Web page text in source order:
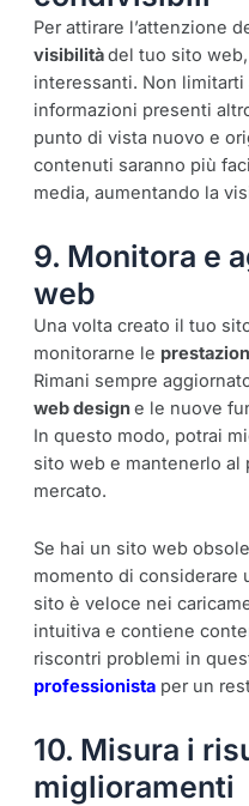
Per attirare l’attenzione
visibilitàdel tuo sito
interessanti. Non
informazioni presenti
punto di vista nuovo e
contenuti saranno più
media, aumentando la
9. Monitora e
web
Una volta creato il tuo
monitorarne le
Rimani sempre
web designe le nuove
In questo modo, potrai
sito web e mantenerlo al
mercato.
Se hai un sito web
momento di considerare
sito è veloce nei
intuitiva e contiene
riscontri problemi in
professionista per un
10. Misura i
miglioramenti